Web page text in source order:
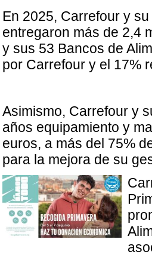
En 2025, Carrefour y
entregaron más de 2,4
y sus 53 Bancos de
por Carrefour y el 17%
Asimismo, Carrefour y
años equipamiento y
euros, a más del 75%
para la mejora de su